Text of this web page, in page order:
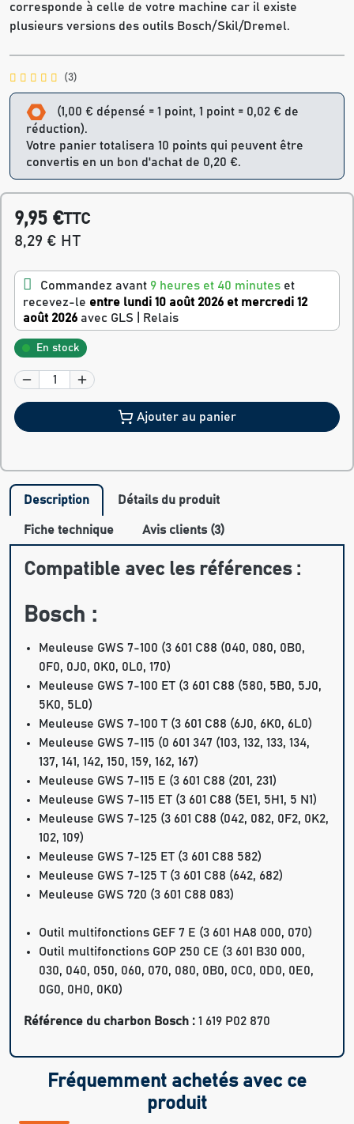
corresponde à celle de votre machine car il existe
plusieurs versions des outils Bosch/Skil/Dremel.
(3)
(1,00 € dépensé = 1 point, 1 point = 0,02 € de
réduction).
Votre panier totalisera 10 points qui peuvent être
convertis en un bon d'achat de 0,20 €.
9,95 €TTC
8,29 € HT
Commandez avant 9 heures et 40 minutes et
recevez-le entre lundi 10 août 2026 et mercredi 12
août 2026 avec GLS | Relais
En stock
Ajouter au panier
Description Détails du produit
Fiche technique Avis clients (3)
Compatible avec les références :
Bosch :
Meuleuse GWS 7-100 (3 601 C88 (040, 080, 0B0,
0F0, 0J0, 0K0, 0L0, 170)
Meuleuse GWS 7-100 ET (3 601 C88 (580, 5B0, 5J0,
5K0, 5L0)
Meuleuse GWS 7-100 T (3 601 C88 (6J0, 6K0, 6L0)
Meuleuse GWS 7-115 (0 601 347 (103, 132, 133, 134,
137, 141, 142, 150, 159, 162, 167)
Meuleuse GWS 7-115 E (3 601 C88 (201, 231)
Meuleuse GWS 7-115 ET (3 601 C88 (5E1, 5H1, 5 N1)
Meuleuse GWS 7-125 (3 601 C88 (042, 082, 0F2, 0K2,
102, 109)
Meuleuse GWS 7-125 ET (3 601 C88 582)
Meuleuse GWS 7-125 T (3 601 C88 (642, 682)
Meuleuse GWS 720 (3 601 C88 083)
Outil multifonctions GEF 7 E (3 601 HA8 000, 070)
Outil multifonctions GOP 250 CE (3 601 B30 000,
030, 040, 050, 060, 070, 080, 0B0, 0C0, 0D0, 0E0,
0G0, 0H0, 0K0)
Référence du charbon Bosch : 1 619 P02 870
Fréquemment achetés avec ce
produit